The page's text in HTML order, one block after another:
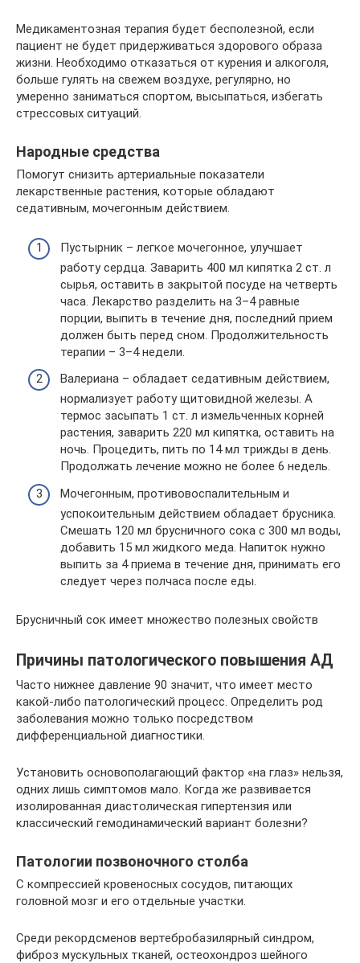
Медикаментозная терапия будет бесполезной, если
пациент не будет придерживаться здорового образа
жизни. Необходимо отказаться от курения и алкоголя,
больше гулять на свежем воздухе, регулярно, но
умеренно заниматься спортом, высыпаться, избегать
стрессовых ситуаций.
Народные средства
Помогут снизить артериальные показатели
лекарственные растения, которые обладают
седативным, мочегонным действием.
Пустырник – легкое мочегонное, улучшает
работу сердца. Заварить 400 мл кипятка 2 ст. л
сырья, оставить в закрытой посуде на четверть
часа. Лекарство разделить на 3–4 равные
порции, выпить в течение дня, последний прием
должен быть перед сном. Продолжительность
терапии – 3–4 недели.
Валериана – обладает седативным действием,
нормализует работу щитовидной железы. А
термос засыпать 1 ст. л измельченных корней
растения, заварить 220 мл кипятка, оставить на
ночь. Процедить, пить по 14 мл трижды в день.
Продолжать лечение можно не более 6 недель.
Мочегонным, противовоспалительным и
успокоительным действием обладает брусника.
Смешать 120 мл брусничного сока с 300 мл воды,
добавить 15 мл жидкого меда. Напиток нужно
выпить за 4 приема в течение дня, принимать его
следует через полчаса после еды.
Брусничный сок имеет множество полезных свойств
Причины патологического повышения АД
Часто нижнее давление 90 значит, что имеет место
какой-либо патологический процесс. Определить род
заболевания можно только посредством
дифференциальной диагностики.
Установить основополагающий фактор «на глаз» нельзя,
одних лишь симптомов мало. Когда же развивается
изолированная диастолическая гипертензия или
классический гемодинамический вариант болезни?
Патологии позвоночного столба
С компрессией кровеносных сосудов, питающих
головной мозг и его отдельные участки.
Среди рекордсменов вертебробазилярный синдром,
фиброз мускульных тканей, остеохондроз шейного